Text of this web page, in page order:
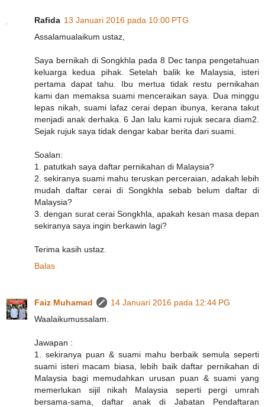
Rafida 13 Januari 2016 pada 10:00 PTG
Assalamualaikum ustaz,
Saya bernikah di Songkhla pada 8 Dec tanpa pengetahuan
keluarga kedua pihak. Setelah balik ke Malaysia, isteri
pertama dapat tahu. Ibu mertua tidak restu pernikahan
kami dan memaksa suami menceraikan saya. Dua minggu
lepas nikah, suami lafaz cerai depan ibunya, kerana takut
menjadi anak derhaka. 6 Jan lalu kami rujuk secara diam2.
Sejak rujuk saya tidak dengar kabar berita dari suami.
Soalan:
1. patutkah saya daftar pernikahan di Malaysia?
2. sekiranya suami mahu teruskan perceraian, adakah lebih
mudah daftar cerai di Songkhla sebab belum daftar di
Malaysia?
3. dengan surat cerai Songkhla, apakah kesan masa depan
sekiranya saya ingin berkawin lagi?
Terima kasih ustaz.
Balas
Faiz Muhamad
14 Januari 2016 pada 12:44 PG
Waalaikumussalam.
Jawapan :
1. sekiranya puan & suami mahu berbaik semula seperti
suami isteri macam biasa, lebih baik daftar pernikahan di
Malaysia bagi memudahkan urusan puan & suami yang
memerlukan sijil nikah Malaysia seperti pergi umrah
bersama-sama, daftar anak di Jabatan Pendaftaran